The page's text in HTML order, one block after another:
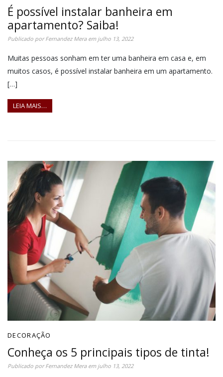
É possível instalar banheira em
apartamento? Saiba!
Publicado porFernandez Meraem julho 13, 2022
Muitas pessoas sonham em ter uma banheira em casa e, em
muitos casos, é possível instalar banheira em um apartamento.
[…]
LEIA MAIS…
DECORAÇÃO
Conheça os 5 principais tipos de tinta!
Publicado porFernandez Meraem julho 13, 2022